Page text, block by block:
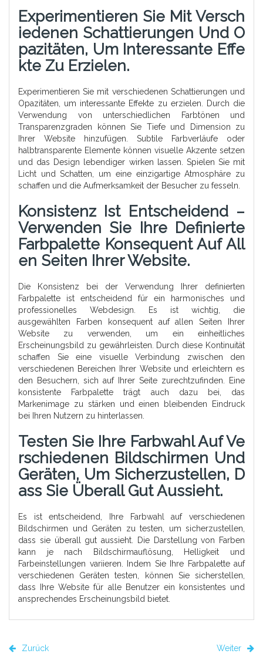
Experimentieren Sie Mit Versch
Iedenen Schattierungen Und O
Pazitäten, Um Interessante Effe
Kte Zu Erzielen.
Experimentieren Sie mit verschiedenen Schattierungen und
Opazitäten, um interessante Effekte zu erzielen. Durch die
Verwendung von unterschiedlichen Farbtönen und
Transparenzgraden können Sie Tiefe und Dimension zu
Ihrer Website hinzufügen. Subtile Farbverläufe oder
halbtransparente Elemente können visuelle Akzente setzen
und das Design lebendiger wirken lassen. Spielen Sie mit
Licht und Schatten, um eine einzigartige Atmosphäre zu
schaffen und die Aufmerksamkeit der Besucher zu fesseln.
Konsistenz Ist Entscheidend –
Verwenden Sie Ihre Definierte
Farbpalette Konsequent Auf All
En Seiten Ihrer Website.
Die Konsistenz bei der Verwendung Ihrer definierten
Farbpalette ist entscheidend für ein harmonisches und
professionelles Webdesign. Es ist wichtig, die
ausgewählten Farben konsequent auf allen Seiten Ihrer
Website zu verwenden, um ein einheitliches
Erscheinungsbild zu gewährleisten. Durch diese Kontinuität
schaffen Sie eine visuelle Verbindung zwischen den
verschiedenen Bereichen Ihrer Website und erleichtern es
den Besuchern, sich auf Ihrer Seite zurechtzufinden. Eine
konsistente Farbpalette trägt auch dazu bei, das
Markenimage zu stärken und einen bleibenden Eindruck
bei Ihren Nutzern zu hinterlassen.
Testen Sie Ihre Farbwahl Auf Ve
Rschiedenen Bildschirmen Und
Geräten, Um Sicherzustellen, D
Ass Sie Überall Gut Aussieht.
Es ist entscheidend, Ihre Farbwahl auf verschiedenen
Bildschirmen und Geräten zu testen, um sicherzustellen,
dass sie überall gut aussieht. Die Darstellung von Farben
kann je nach Bildschirmauflösung, Helligkeit und
Farbeinstellungen variieren. Indem Sie Ihre Farbpalette auf
verschiedenen Geräten testen, können Sie sicherstellen,
dass Ihre Website für alle Benutzer ein konsistentes und
ansprechendes Erscheinungsbild bietet.
Zurück Weiter